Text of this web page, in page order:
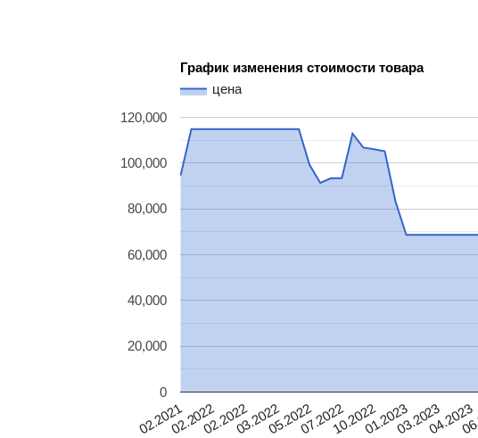
График изменения стоимости товара
цена
02.202102.202202.202203.202205.202207.202210.202201.202303.202304.2023
0
20,000
40,000
60,000
80,000
100,000
120,000